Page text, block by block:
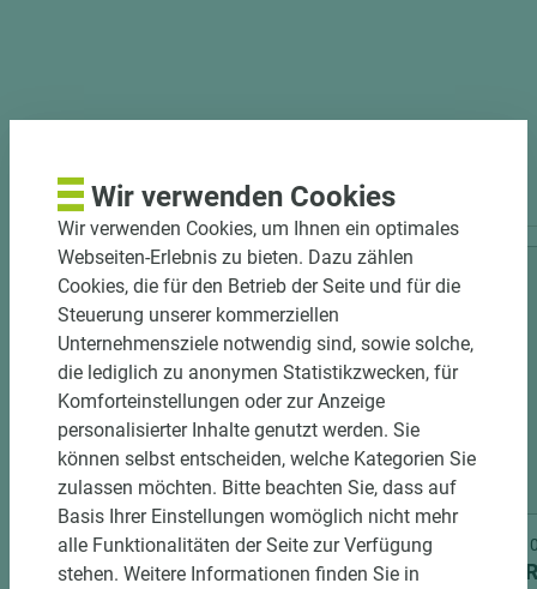
PASSENDES ZUBEHÖR
4 weitere Varianten
Art.-Nr. 06500011235
EGGER ABS-Kante U727 ST9
Art.-Nr.
Wir verwenden Cookies
Wir verwenden Cookies, um Ihnen ein optimales
Webseiten-Erlebnis zu bieten. Dazu zählen
Cookies, die für den Betrieb der Seite und für die
Steuerung unserer kommerziellen
Unternehmensziele notwendig sind, sowie solche,
die lediglich zu anonymen Statistikzwecken, für
Komforteinstellungen oder zur Anzeige
personalisierter Inhalte genutzt werden. Sie
können selbst entscheiden, welche Kategorien Sie
zulassen möchten. Bitte beachten Sie, dass auf
Basis Ihrer Einstellungen womöglich nicht mehr
alle Funktionalitäten der Seite zur Verfügung
stehen. Weitere Informationen finden Sie in